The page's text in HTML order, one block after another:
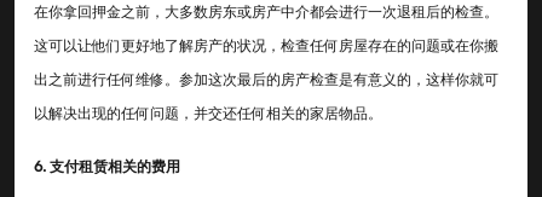
在你拿回押金之前，大多数房东或房产中介都会进行一次退租后的检查。
这可以让他们更好地了解房产的状况，检查任何房屋存在的问题或在你搬
出之前进行任何维修。参加这次最后的房产检查是有意义的，这样你就可
以解决出现的任何问题，并交还任何相关的家居物品。
6. 支付租赁相关的费用